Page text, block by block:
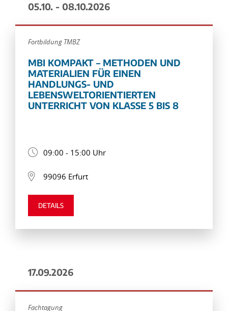
05.10. - 08.10.2026
Fortbildung TMBZ
MBI KOMPAKT – METHODEN UND
MATERIALIEN FÜR EINEN
HANDLUNGS- UND
LEBENSWELTORIENTIERTEN
UNTERRICHT VON KLASSE 5 BIS 8
09:00 - 15:00 Uhr
99096 Erfurt
DETAILS
17.09.2026
Fachtagung